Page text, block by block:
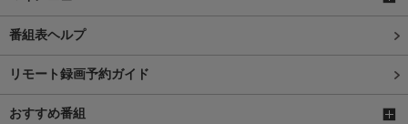
番組表ヘルプ
リモート録画予約ガイド
おすすめ番組